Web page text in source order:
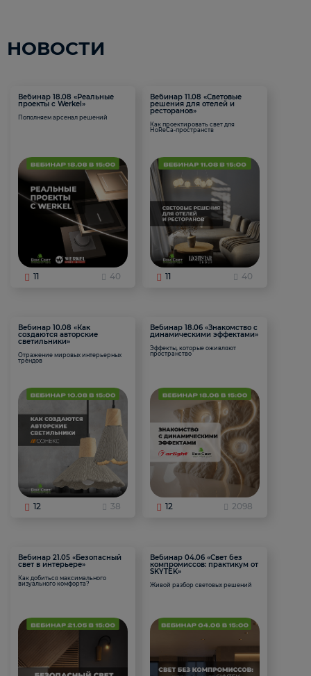
НОВОСТИ
Вебинар 18.08 «Реальные
проекты с Werkel»
Пополняем арсенал решений
11 40
Вебинар 11.08 «Световые
решения для отелей и
ресторанов»
Как проектировать свет для
HoReCa-пространств
11 40
Вебинар 10.08 «Как
создаются авторские
светильники»
Отражение мировых интерьерных
трендов
12 38
Вебинар 18.06 «Знакомство с
динамическими эффектами»
Эффекты, которые оживляют
пространство
12 2098
Вебинар 21.05 «Безопасный
свет в интерьере»
Как добиться максимального
визуального комфорта?
Вебинар 04.06 «Свет без
компромиссов: практикум от
SKYTEK»
Живой разбор световых решений